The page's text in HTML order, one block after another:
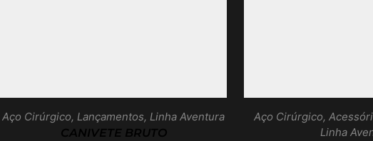
Aço Cirúrgico, Lançamentos, Linha Aventura
CANIVETE BRUTO
Aço Cirúrgico,
Linha